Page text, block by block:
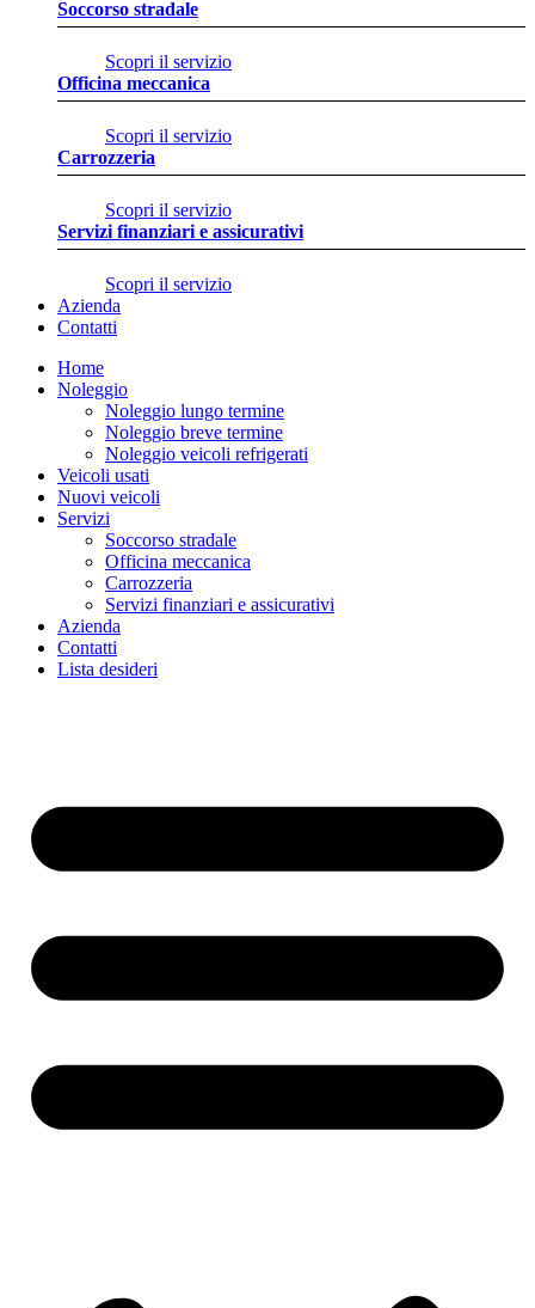
Soccorso stradale
Scopri il servizio
Officina meccanica
Scopri il servizio
Carrozzeria
Scopri il servizio
Servizi finanziari e assicurativi
Scopri il servizio
Azienda
Contatti
Home
Noleggio
Noleggio lungo termine
Noleggio breve termine
Noleggio veicoli refrigerati
Veicoli usati
Nuovi veicoli
Servizi
Soccorso stradale
Officina meccanica
Carrozzeria
Servizi finanziari e assicurativi
Azienda
Contatti
Lista desideri